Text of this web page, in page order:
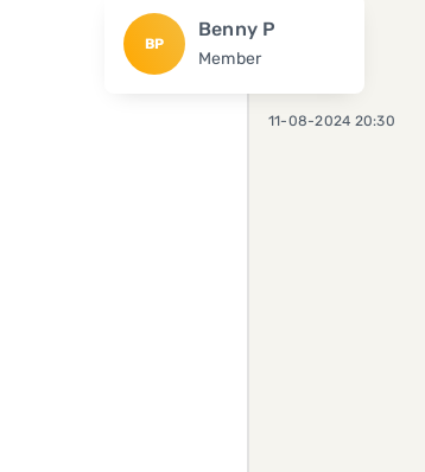
BP
Benny P
Member
11-08-2024 20:30